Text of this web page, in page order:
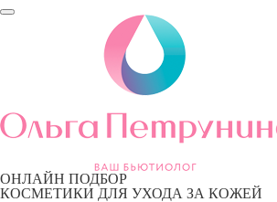
ОНЛАЙН ПОДБОР
КОСМЕТИКИ ДЛЯ УХОДА ЗА КОЖЕЙ